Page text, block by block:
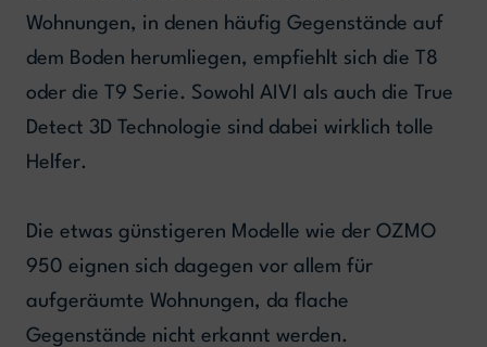
Wohnungen, in denen häufig Gegenstände auf
dem Boden herumliegen, empfiehlt sich die T8
oder die T9 Serie. Sowohl AIVI als auch die True
Detect 3D Technologie sind dabei wirklich tolle
Helfer.
Die etwas günstigeren Modelle wie der OZMO
950 eignen sich dagegen vor allem für
aufgeräumte Wohnungen, da flache
Gegenstände nicht erkannt werden.